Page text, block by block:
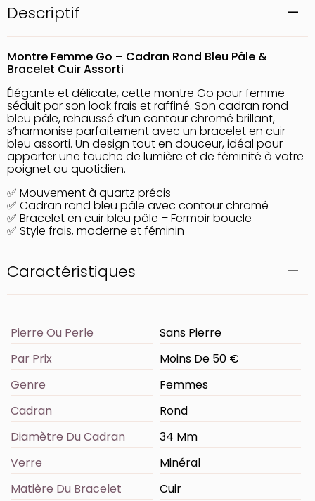
Descriptif
Montre Femme Go – Cadran Rond Bleu Pâle &
Bracelet Cuir Assorti
Élégante et délicate, cette montre Go pour femme
séduit par son look frais et raffiné. Son cadran rond
bleu pâle, rehaussé d’un contour chromé brillant,
s’harmonise parfaitement avec un bracelet en cuir
bleu assorti. Un design tout en douceur, idéal pour
apporter une touche de lumière et de féminité à votre
poignet au quotidien.
✅ Mouvement à quartz précis
✅ Cadran rond bleu pâle avec contour chromé
✅ Bracelet en cuir bleu pâle – Fermoir boucle
✅ Style frais, moderne et féminin
Caractéristiques
Pierre Ou Perle
Sans Pierre
Par Prix
Moins De 50 €
Genre
Femmes
Cadran
Rond
Diamètre Du Cadran
34 Mm
Verre
Minéral
Matière Du Bracelet
Cuir